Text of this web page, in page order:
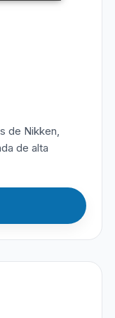
de Nikken,
de alta